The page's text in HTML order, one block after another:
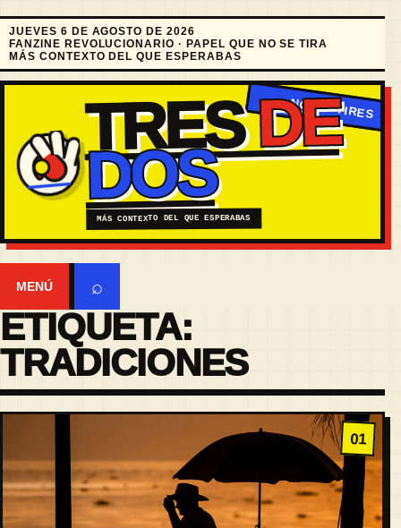
JUEVES 6 DE AGOSTO DE 2026
FANZINE REVOLUCIONARIO · PAPEL QUE NO SE TIRA
MÁS CONTEXTO DEL QUE ESPERABAS
TRESDE
DOS
MÁS CONTEXTO DEL QUE ESPERABAS
MENÚ ⌕
ETIQUETA:
TRADICIONES
01